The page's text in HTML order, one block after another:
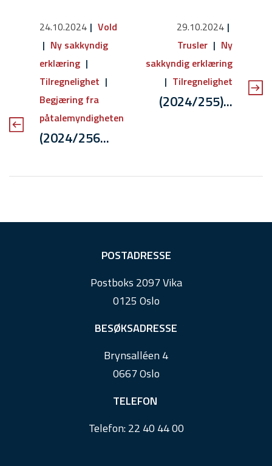
24.10.2024
Vold
Ny sakkyndig
erklæring
Tilregnelighet
Begjæring fra
påtalemyndigheten
(2024/256...
29.10.2024
Trusler
Ny
sakkyndig erklæring
Tilregnelighet
(2024/255)...
POSTADRESSE
Postboks 2097 Vika
0125 Oslo
BESØKSADRESSE
Brynsalléen 4
0667 Oslo
TELEFON
Telefon:22 40 44 00